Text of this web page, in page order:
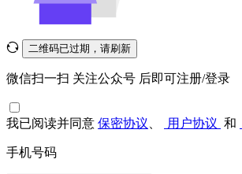
二维码已过期，请刷新
微信扫一扫 关注公众号 后即可注册/登录
我已阅读并同意 保密协议 用户协议 和
手机号码